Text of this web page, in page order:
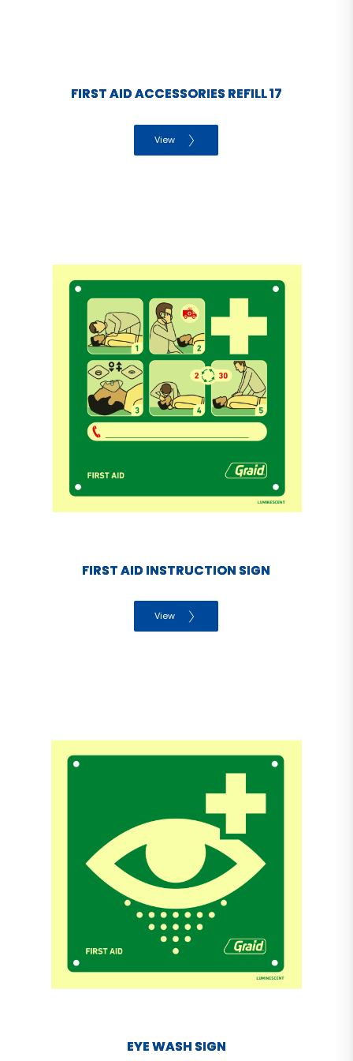
FIRST AID ACCESSORIES REFILL 17
View
FIRST AID INSTRUCTION SIGN
View
EYE WASH SIGN